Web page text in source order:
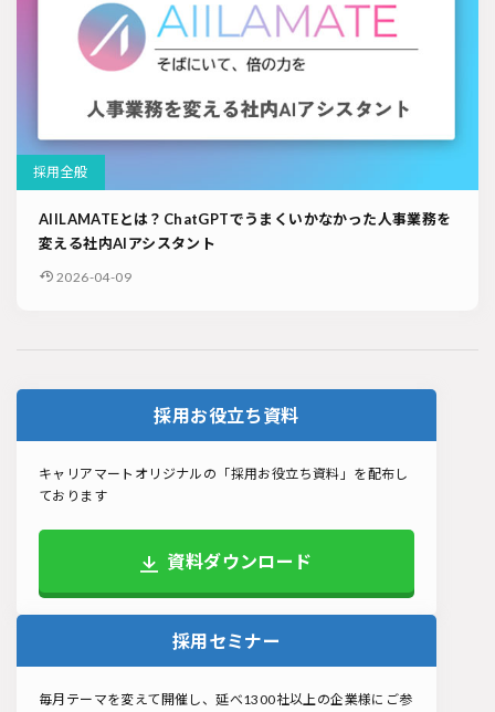
採用全般
AIILAMATEとは？ChatGPTでうまくいかなかった人事業務を
変える社内AIアシスタント
2026-04-09
採用お役立ち資料
キャリアマートオリジナルの「採用お役立ち資料」を配布し
ております
資料ダウンロード
採用セミナー
毎月テーマを変えて開催し、延べ1300社以上の企業様にご参